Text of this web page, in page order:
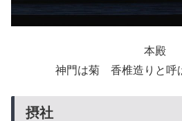
本殿
神門は菊 香椎造りと呼
摂社